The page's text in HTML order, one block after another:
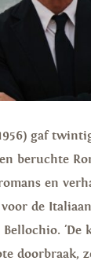
gaf
beruchte
en
de
'De
doorbraak,